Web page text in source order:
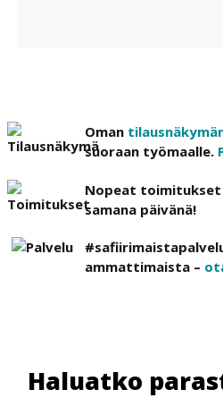
Oman
suoraan työmaalle.
Nopeat toimitukset
samana päivänä!
ammattimaista –
Haluatko